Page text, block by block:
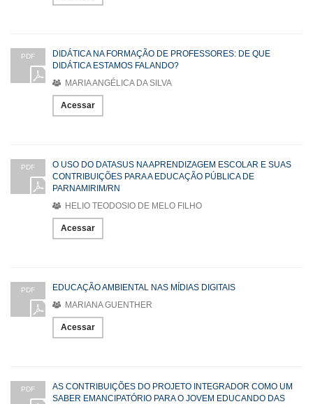
PDF
DIDÁTICA NA FORMAÇÃO DE PROFESSORES: DE QUE
DIDÁTICA ESTAMOS FALANDO?
MARIA ANGÉLICA DA SILVA
Acessar
PDF
O USO DO DATASUS NA APRENDIZAGEM ESCOLAR E SUAS
CONTRIBUIÇÕES PARA A EDUCAÇÃO PÚBLICA DE
PARNAMIRIM/RN
HELIO TEODOSIO DE MELO FILHO
Acessar
PDF
EDUCAÇÃO AMBIENTAL NAS MÍDIAS DIGITAIS
MARIANA GUENTHER
Acessar
PDF
AS CONTRIBUIÇÕES DO PROJETO INTEGRADOR COMO UM
SABER EMANCIPATÓRIO PARA O JOVEM EDUCANDO DAS